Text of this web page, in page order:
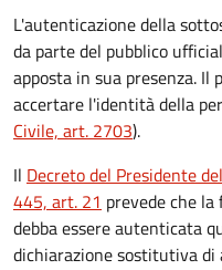
L'autenticazione della
da parte del pubblico
apposta in sua presenza.
accertare l'identità della
Civile, art. 2703).
Il Decreto del Presidente
445, art. 21 prevede che
debba essere autenticata
dichiarazione sostitutiva